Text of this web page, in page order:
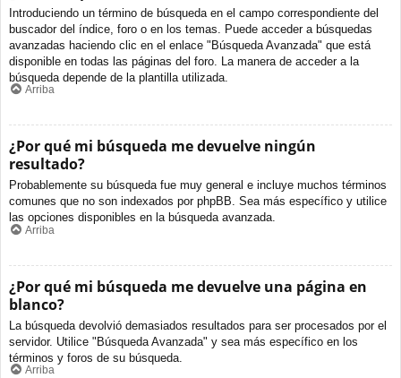
Introduciendo un término de búsqueda en el campo correspondiente del
buscador del índice, foro o en los temas. Puede acceder a búsquedas
avanzadas haciendo clic en el enlace "Búsqueda Avanzada" que está
disponible en todas las páginas del foro. La manera de acceder a la
búsqueda depende de la plantilla utilizada.
Arriba
¿Por qué mi búsqueda me devuelve ningún
resultado?
Probablemente su búsqueda fue muy general e incluye muchos términos
comunes que no son indexados por phpBB. Sea más específico y utilice
las opciones disponibles en la búsqueda avanzada.
Arriba
¿Por qué mi búsqueda me devuelve una página en
blanco?
La búsqueda devolvió demasiados resultados para ser procesados por el
servidor. Utilice "Búsqueda Avanzada" y sea más específico en los
términos y foros de su búsqueda.
Arriba